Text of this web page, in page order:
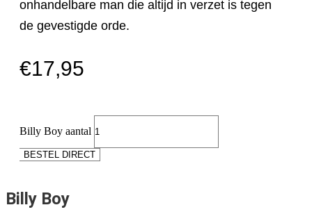
onhandelbare man die altijd in verzet is tegen
de gevestigde orde.
€17,95
Billy Boy aantal
BESTEL DIRECT
Billy Boy